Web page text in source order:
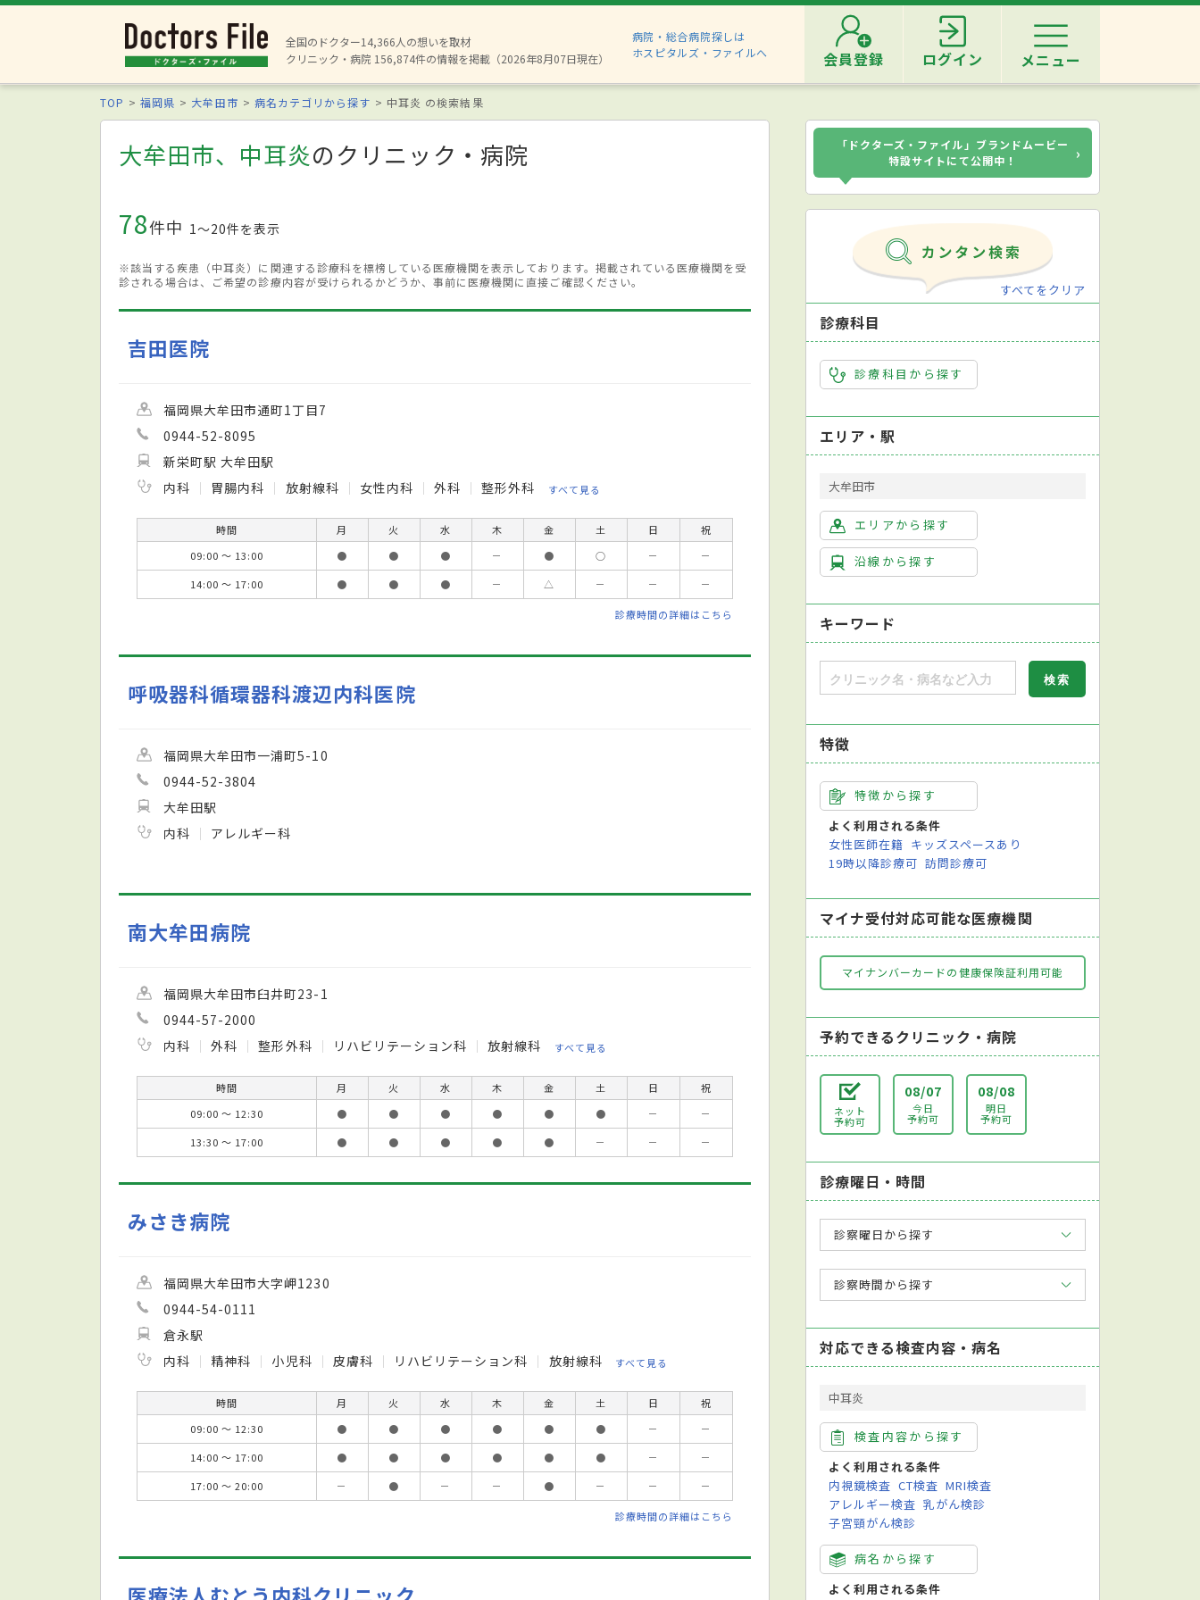
全国のドクター14,366人の想いを取材
クリニック・病院 156,874件の情報を掲載（2026年8月07日現在）
病院・総合病院探しは
ホスピタルズ・ファイルへ
会員登録 ログイン メニュー
TOP 福岡県 大牟田市 病名カテゴリから探す 中耳炎 の検索結果
大牟田市、中耳炎のクリニック・病院
78件中 1〜20件を表示
※該当する疾患（中耳炎）に関連する診療科を標榜している医療機関を表示しております。掲載されている医療機関を受
診される場合は、ご希望の診療内容が受けられるかどうか、事前に医療機関に直接ご確認ください。
吉田医院
福岡県大牟田市通町1丁目7
0944-52-8095
新栄町駅 大牟田駅
内科
胃腸内科 放射線科 女性内科 外科 整形外科 すべて見る
時間 月 火 水 木 金 土 日
祝
09:00 ～ 13:00
● ● ● － ● ○ －
－
14:00 ～ 17:00
● ● ● － △ － － －
診療時間の詳細はこちら
呼吸器科循環器科渡辺内科医院
福岡県大牟田市一浦町5-10
0944-52-3804
大牟田駅
内科
アレルギー科
南大牟田病院
福岡県大牟田市臼井町23-1
0944-57-2000
内科
外科 整形外科 リハビリテーション科 放射線科 すべて見る
時間 月 火 水 木 金 土 日
祝
09:00 ～ 12:30
● ● ● ● ● ● －
－
13:30 ～ 17:00
● ● ● ● ● － － －
みさき病院
福岡県大牟田市大字岬1230
0944-54-0111
倉永駅
内科
精神科 小児科 皮膚科 リハビリテーション科 放射線科 すべて見る
時間 月 火 水 木 金 土 日
祝
09:00 ～ 12:30
● ● ● ● ● ● －
－
14:00 ～ 17:00
● ● ● ● ● ● －
－
17:00 ～ 20:00
－ ● － － ● － － －
診療時間の詳細はこちら
「ドクターズ・ファイル」ブランドムービー
特設サイトにて公開中！
›
すべてをクリア
診療科目
診療科目から探す
エリア・駅
大牟田市
エリアから探す
沿線から探す
キーワード
特徴
特徴から探す
よく利用される条件
女性医師在籍 キッズスペースあり
19時以降診療可 訪問診療可
マイナ受付対応可能な医療機関
マイナンバーカードの健康保険証利用可能
予約できるクリニック・病院
ネット
予約可
08/07
今日
予約可
08/08
明日
予約可
診療曜日・時間
診察曜日から探す
診察時間から探す
対応できる検査内容・病名
中耳炎
検査内容から探す
よく利用される条件
内視鏡検査 CT検査 MRI検査
アレルギー検査 乳がん検診
子宮頸がん検診
病名から探す
よく利用される条件